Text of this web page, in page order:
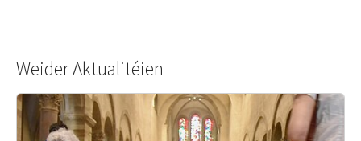
Weider Aktualitéien